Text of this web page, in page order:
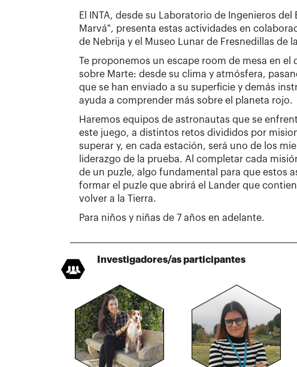
El INTA, desde su Laboratorio de Ingenieros del
Marvá", presenta estas actividades en
de Nebrija y el Museo Lunar de Fresnedillas de
Te proponemos un escape room de mesa en el
sobre Marte: desde su clima y atmósfera,
que se han enviado a su superficie y demás
ayuda a comprender más sobre el planeta rojo.
Haremos equipos de astronautas que se
este juego, a distintos retos divididos por
superar y, en cada estación, será uno de los
liderazgo de la prueba. Al completar cada
de un puzle, algo fundamental para que estos
formar el puzle que abrirá el Lander que
volver a la Tierra.
Para niños y niñas de 7 años en adelante.
Investigadores/as participantes